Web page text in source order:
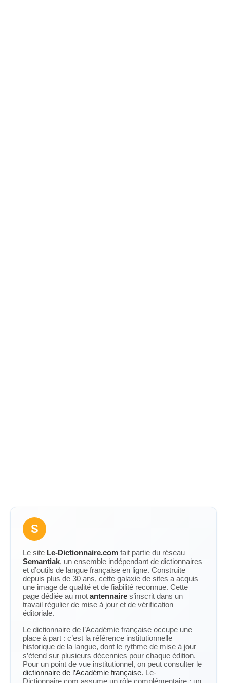
S
Le site Le-Dictionnaire.com fait partie du réseau
Semantiak, un ensemble indépendant de dictionnaires
et d’outils de langue française en ligne. Construite
depuis plus de 30 ans, cette galaxie de sites a acquis
une image de qualité et de fiabilité reconnue. Cette
page dédiée au mot antennaire s’inscrit dans un
travail régulier de mise à jour et de vérification
éditoriale.
Le dictionnaire de l’Académie française occupe une
place à part : c’est la référence institutionnelle
historique de la langue, dont le rythme de mise à jour
s’étend sur plusieurs décennies pour chaque édition.
Pour un point de vue institutionnel, on peut consulter le
dictionnaire de l’Académie française. Le-
Dictionnaire.com assume un rôle complémentaire : un